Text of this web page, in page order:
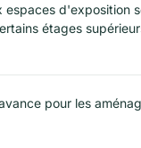
espaces d'exposition
étages
pour les